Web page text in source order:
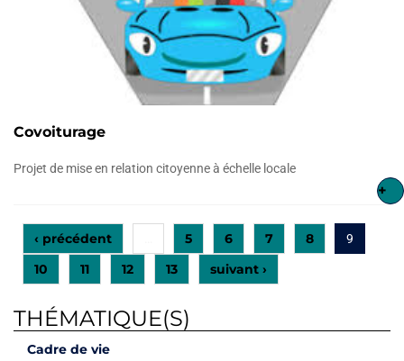
Covoiturage
Projet de mise en relation citoyenne à échelle locale
+
‹ précédent 5 6 7 8 9
10 11 12 13 suivant ›
THÉMATIQUE(S)
Cadre de vie